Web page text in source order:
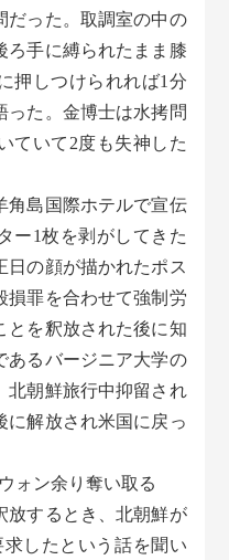
だった。取調室の中の
ろ手に縛られたまま膝
押しつけられれば1分
った。金博士は水拷問
ていて2度も失神した
島国際ホテルで宣伝
ー1枚を剥がしてきた
日の顔が描かれたポス
損罪を合わせて強制労
とを釈放された後に知
あるバージニア大学の
北朝鮮旅行中抑留され
に解放され米国に戻っ
ォン余り奪い取る
するとき、北朝鮮が
したという話を聞い